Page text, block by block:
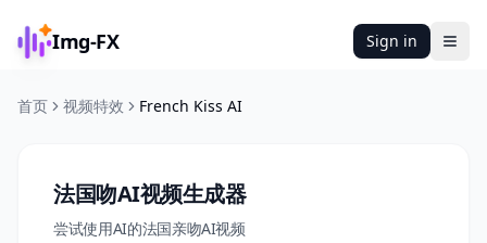
Img-FX Sign in
首页 视频特效 French Kiss AI
法国吻AI视频生成器
尝试使用AI的法国亲吻AI视频